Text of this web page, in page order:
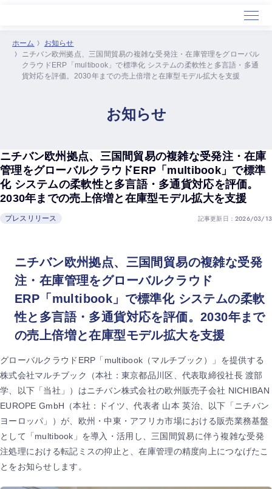
ホーム
サービス
ホーム
お知らせ
ニチバン欧州拠点、三国間貿易の複雑な受発注・在庫管理をグローバル
クラウドERP「multibook」で標準化 システムの柔軟性と多言語・多通
貨対応を評価。2030年までの売上倍増と在庫型モデル拡大を支援
お知らせ
ニチバン欧州拠点、三国間貿易の複雑な受発注・在庫
管理をグローバルクラウドERP「multibook」で標準
化 システムの柔軟性と多言語・多通貨対応を評価。
2030年までの売上倍増と在庫型モデル拡大を支援
プレスリリース 記事更新日：2026/03/13
ニチバン欧州拠点、三国間貿易の複雑な受発
注・在庫管理をグローバルクラウド
ERP「multibook」で標準化 システムの柔軟
性と多言語・多通貨対応を評価。2030年まで
の売上倍増と在庫型モデル拡大を支援
グローバルクラウドERP「multibook（マルチブック）」を提供する
株式会社マルチブック（本社：東京都品川区、代表取締役社長 渡部
学、以下「当社」）はニチバン株式会社の欧州販売子会社 NICHIBAN
EUROPE GmbH（本社：ドイツ、代表者 山本 英治、以下「ニチバン
ヨーロッパ」）が、欧州・中東・アフリカ市場における販売業務基盤
として「multibook」を導入・活用し、三国間貿易に伴う複雑な受発
注処理における転記ミスの抑止と、在庫管理の精度向上につなげたこ
とをお知らせします。